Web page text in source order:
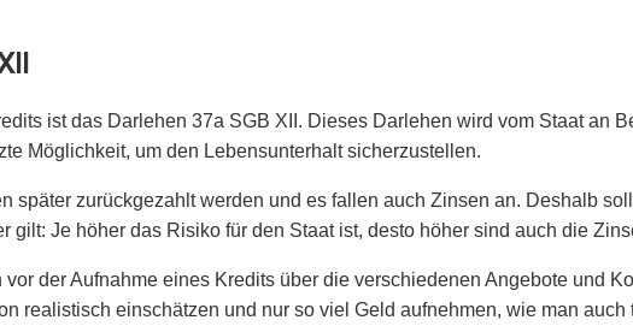
ist das Darlehen 37a SGB XII. Dieses Darlehen wird vom Staat an
Möglichkeit, um den Lebensunterhalt sicherzustellen.
später zurückgezahlt werden und es fallen auch Zinsen an. Deshalb
gilt: Je höher das Risiko für den Staat ist, desto höher sind auch die
vor der Aufnahme eines Kredits über die verschiedenen Angebote und
realistisch einschätzen und nur so viel Geld aufnehmen, wie man